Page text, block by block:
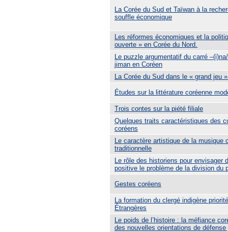
La Corée du Sud et Taïwan à la
souffle économique
Les réformes économiques et la
ouverte » en Corée du Nord.
Le puzzle argumentatif du carré
jiman en Coréen
La Corée du Sud dans le « grand jeu
Études sur la littérature coréenne
Trois contes sur la piété filiale
Quelques traits caractéristiques des
coréens
Le caractère artistique de la musique
traditionnelle
Le rôle des historiens pour envisager
positive le problème de la division du
Gestes coréens
La formation du clergé indigène
Étrangères
Le poids de l’histoire : la méfiance
des nouvelles orientations de défense